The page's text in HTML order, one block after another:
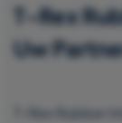
T-Rex
Uw
T-Rex Rubber